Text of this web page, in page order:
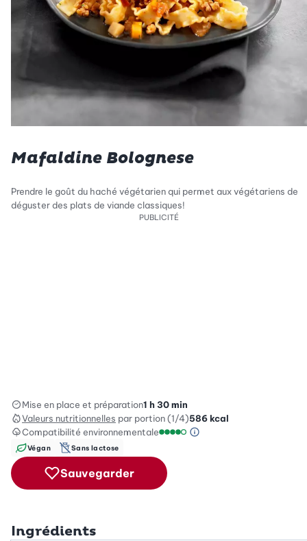
Mafaldine Bolognese
Prendre le goût du haché végétarien qui permet aux végétariens de
déguster des plats de viande classiques!
PUBLICITÉ
Mise en place et préparation1 h 30 min
Valeurs nutritionnelles par portion (1/4)586kcal
Compatibilité environnementale
Information sur
Végan Sans lactose
Sauvegarder
Ingrédients